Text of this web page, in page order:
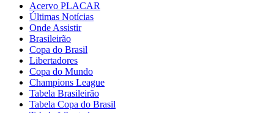
Acervo PLACAR
Últimas Notícias
Onde Assistir
Brasileirão
Copa do Brasil
Libertadores
Copa do Mundo
Champions League
Tabela Brasileirão
Tabela Copa do Brasil